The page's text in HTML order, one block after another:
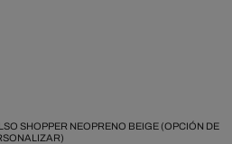
SHOPPER NEOPRENO BEIGE (OPCIÓN DE